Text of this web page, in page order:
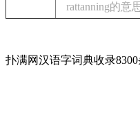
rattanning的意
扑满网汉语字词典收录